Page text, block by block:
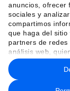
anuncios, ofrecer
sociales y
compartimos
que haga del sitio
partners de
análisis web,
combinarla con
haya
recopilado a
hecho de sus